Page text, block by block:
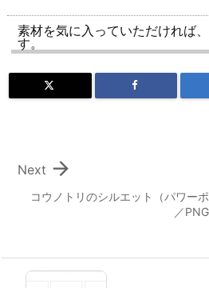
素材を気に入っていただければ
す。
コウノトリのシルエット（パワー
／

Next